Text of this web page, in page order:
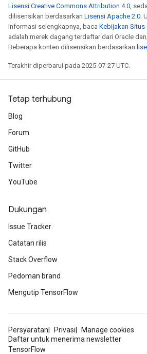
Lisensi Creative Commons Attribution 4.0,
dilisensikan berdasarkan Lisensi Apache 2.0.
informasi selengkapnya, baca Kebijakan
adalah merek dagang terdaftar dari Oracle
Beberapa konten dilisensikan berdasarkan
Terakhir diperbarui pada 2025-07-27 UTC.
Tetap terhubung
Blog
Forum
GitHub
Twitter
YouTube
Dukungan
Issue Tracker
Catatan rilis
Stack Overflow
Pedoman brand
Mengutip TensorFlow
Persyaratan Privasi
Manage cookies
Daftar untuk menerima newsletter
TensorFlow